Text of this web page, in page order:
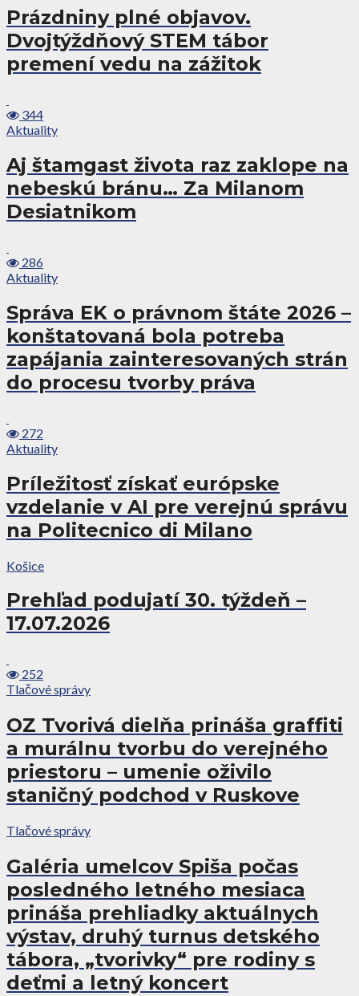
Prázdniny plné objavov.
Dvojtýždňový STEM tábor
premení vedu na zážitok
344
Aktuality
Aj štamgast života raz zaklope na
nebeskú bránu… Za Milanom
Desiatnikom
286
Aktuality
Správa EK o právnom štáte 2026 –
konštatovaná bola potreba
zapájania zainteresovaných strán
do procesu tvorby práva
272
Aktuality
Príležitosť získať európske
vzdelanie v AI pre verejnú správu
na Politecnico di Milano
Košice
Prehľad podujatí 30. týždeň –
17.07.2026
252
Tlačové správy
OZ Tvorivá dielňa prináša graffiti
a murálnu tvorbu do verejného
priestoru – umenie oživilo
staničný podchod v Ruskove
Tlačové správy
Galéria umelcov Spiša počas
posledného letného mesiaca
prináša prehliadky aktuálnych
výstav, druhý turnus detského
tábora, „tvorivky“ pre rodiny s
deťmi a letný koncert